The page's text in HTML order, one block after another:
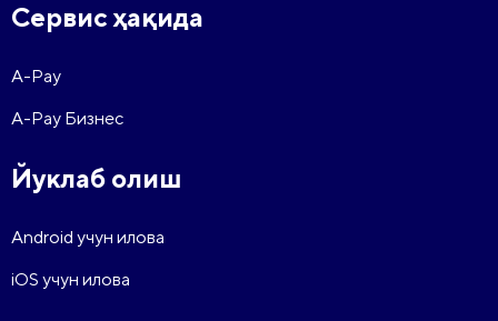
Сервис ҳақида
A-Pay
A-Pay Бизнес
Йуклаб олиш
Android учун илова
iOS учун илова